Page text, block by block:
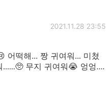
2021.11.28 23:55
어떡해... 짱 귀여워... 미쳤
무지 귀여워😭 엉엉....